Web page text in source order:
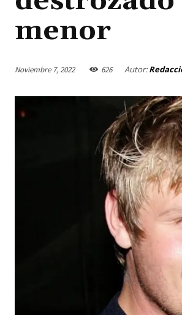
menor
Noviembre 7, 2022 626 Autor: